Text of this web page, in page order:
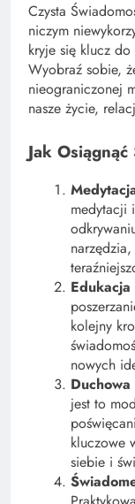
Czysta
niczym
kryje się klucz do
Wyobraź sobie,
nieograniczonej
nasze życie,
Jak
medytacji
kolejny
nowych
jest to
kluczowe
siebie i